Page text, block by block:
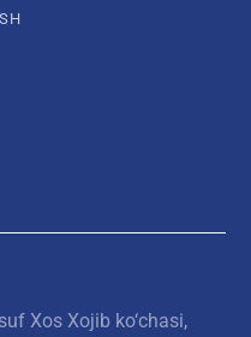
Xos Xojib ko‘chasi,